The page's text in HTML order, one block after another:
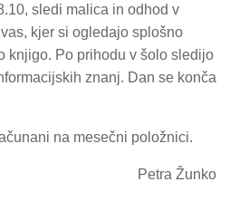
sledi malica in odhod v
kjer si ogledajo splošno
knjigo. Po prihodu v šolo sledijo
znanj. Dan se konča
na mesečni položnici.
Petra Žunko